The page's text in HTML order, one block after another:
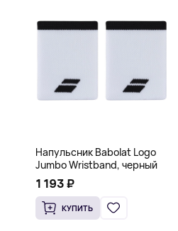
Напульсник Babolat Logo
Jumbo Wristband, черный
1 193 ₽
КУПИТЬ